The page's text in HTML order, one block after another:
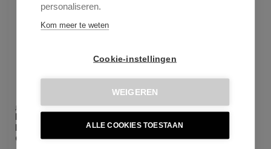
personaliseren.
Kom meer te weten
Cookie-instellingen
WEIGEREN
ALLE COOKIES TOESTAAN
JESPER HOME
Misaki Honey Harvest
Eetkamerstoel - Slide
Gold